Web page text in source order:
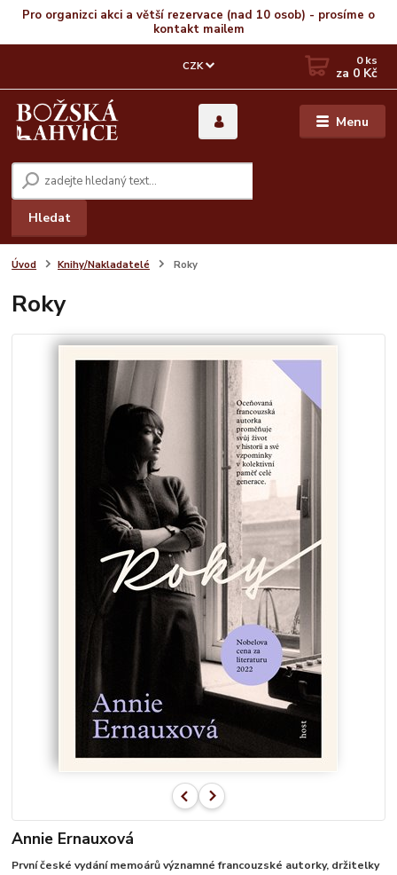
Pro organizci akci a větší rezervace (nad 10 osob) - prosíme o
kontakt mailem
Menu
CZK
Hledat
0ks
za 0 Kč
Úvod Knihy/Nakladatelé Roky
Roky
Annie Ernauxová
První české vydání memoárů významné francouzské autorky, držitelky